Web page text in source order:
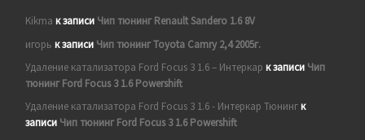
Kikma к записи Чип тюнинг Renault Sandero 1.6 8V
игорь к записи Чип тюнинг Toyota Camry 2,4 2005г.
Удаление катализатора Ford Focus 3 1.6 – Интеркар к записи Чип
тюнинг Ford Focus 3 1.6 Powershift
Удаление катализатора Ford Focus 3 1.6 - Интеркар Тюнингк
записи Чип тюнинг Ford Focus 3 1.6 Powershift